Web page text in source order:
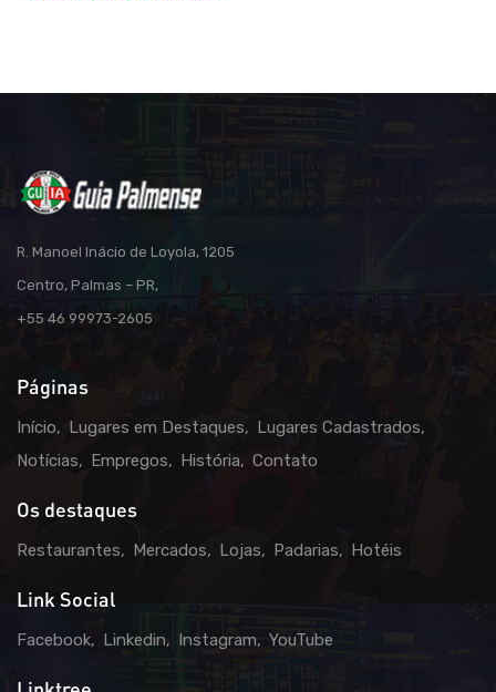
R. Manoel Inácio de Loyola, 1205
Centro, Palmas – PR,
+55 46 99973-2605
Páginas
Início Lugares em Destaques
Lugares Cadastrados
Notícias
Empregos História Contato
Os destaques
Restaurantes Mercados Lojas Padarias Hotéis
Link Social
Facebook Linkedin Instagram YouTube